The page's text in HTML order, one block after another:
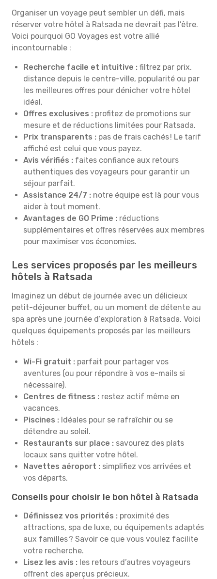
Organiser un voyage peut sembler un défi, mais
réserver votre hôtel à Ratsada ne devrait pas l’être.
Voici pourquoi GO Voyages est votre allié
incontournable :
Recherche facile et intuitive : filtrez par prix,
distance depuis le centre-ville, popularité ou par
les meilleures offres pour dénicher votre hôtel
idéal.
Offres exclusives : profitez de promotions sur
mesure et de réductions limitées pour Ratsada.
Prix transparents : pas de frais cachés ! Le tarif
affiché est celui que vous payez.
Avis vérifiés : faites confiance aux retours
authentiques des voyageurs pour garantir un
séjour parfait.
Assistance 24/7 : notre équipe est là pour vous
aider à tout moment.
Avantages de GO Prime : réductions
supplémentaires et offres réservées aux membres
pour maximiser vos économies.
Les services proposés par les meilleurs
hôtels à Ratsada
Imaginez un début de journée avec un délicieux
petit-déjeuner buffet, ou un moment de détente au
spa après une journée d’exploration à Ratsada. Voici
quelques équipements proposés par les meilleurs
hôtels :
Wi-Fi gratuit : parfait pour partager vos
aventures (ou pour répondre à vos e-mails si
nécessaire).
Centres de fitness : restez actif même en
vacances.
Piscines : Idéales pour se rafraîchir ou se
détendre au soleil.
Restaurants sur place : savourez des plats
locaux sans quitter votre hôtel.
Navettes aéroport : simplifiez vos arrivées et
vos départs.
Conseils pour choisir le bon hôtel à Ratsada
Définissez vos priorités : proximité des
attractions, spa de luxe, ou équipements adaptés
aux familles ? Savoir ce que vous voulez facilite
votre recherche.
Lisez les avis : les retours d’autres voyageurs
offrent des aperçus précieux.